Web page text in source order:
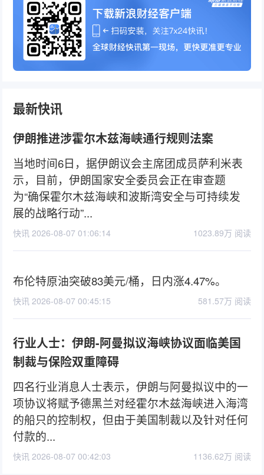
最新快讯
伊朗推进涉霍尔木兹海峡通行规则法案
当地时间6日，据伊朗议会主席团成员萨利米表
示，目前，伊朗国家安全委员会正在审查题
为“确保霍尔木兹海峡和波斯湾安全与可持续发
展的战略行动”...
快讯 2026-08-07 01:06:14 1023.89万 阅读
布伦特原油突破83美元/桶，日内涨4.47%。
快讯 2026-08-07 00:45:15 581.57万 阅读
行业人士：伊朗-阿曼拟议海峡协议面临美国
制裁与保险双重障碍
四名行业消息人士表示，伊朗与阿曼拟议中的一
项协议将赋予德黑兰对经霍尔木兹海峡进入海湾
的船只的控制权，但由于美国制裁以及针对任何
付款的...
快讯 2026-08-07 00:42:03 1136.62万 阅读